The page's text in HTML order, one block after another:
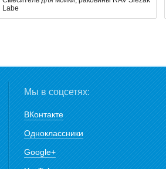
Labe
Мы в соцсетях:
ВКонтакте
Одноклассники
Google+